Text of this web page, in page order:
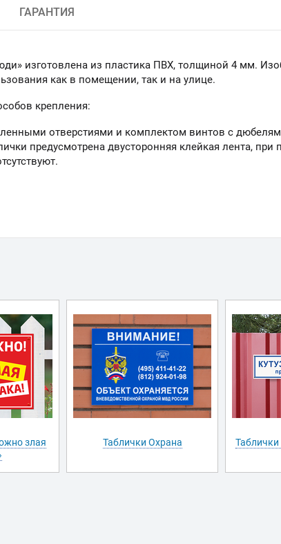
ГАРАНТИЯ
изготовлена из пластика ПВХ, толщиной 4 мм.
как в помещении, так и на улице.
крепления:
отверстиями и комплектом винтов с
предусмотрена двусторонняя клейкая лента,
злая
Таблички Охрана Таблички